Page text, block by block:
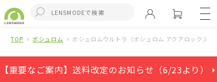
TOP ボシュロム ボシュロムウルトラ（ボシュロム アクアロックス
【重要なご案内】送料改定のお知らせ（6/23より） ⏵